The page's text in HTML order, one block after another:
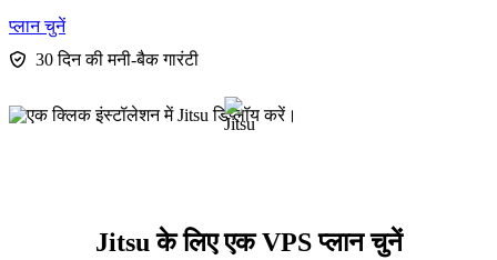
प्लान चुनें
30 दिन की मनी-बैक गारंटी
Jitsu के लिए एक VPS प्लान चुनें